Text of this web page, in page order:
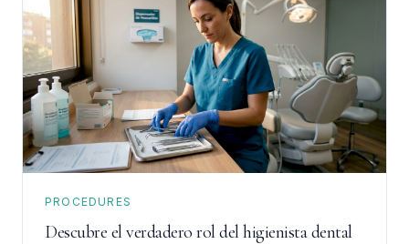
PROCEDURES
Descubre el verdadero rol del higienista dental